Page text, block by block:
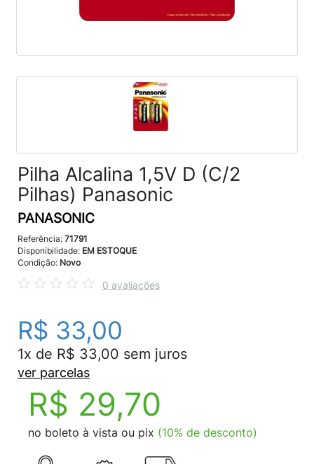
Pilha Alcalina 1,5V D (C/2
Pilhas) Panasonic
PANASONIC
Referência: 71791
Disponibilidade: EM ESTOQUE
Condição: Novo
0 avaliações
R$ 33,00
1x de R$ 33,00 sem juros
ver parcelas
R$ 29,70
no boleto à vista ou pix (10% de desconto)